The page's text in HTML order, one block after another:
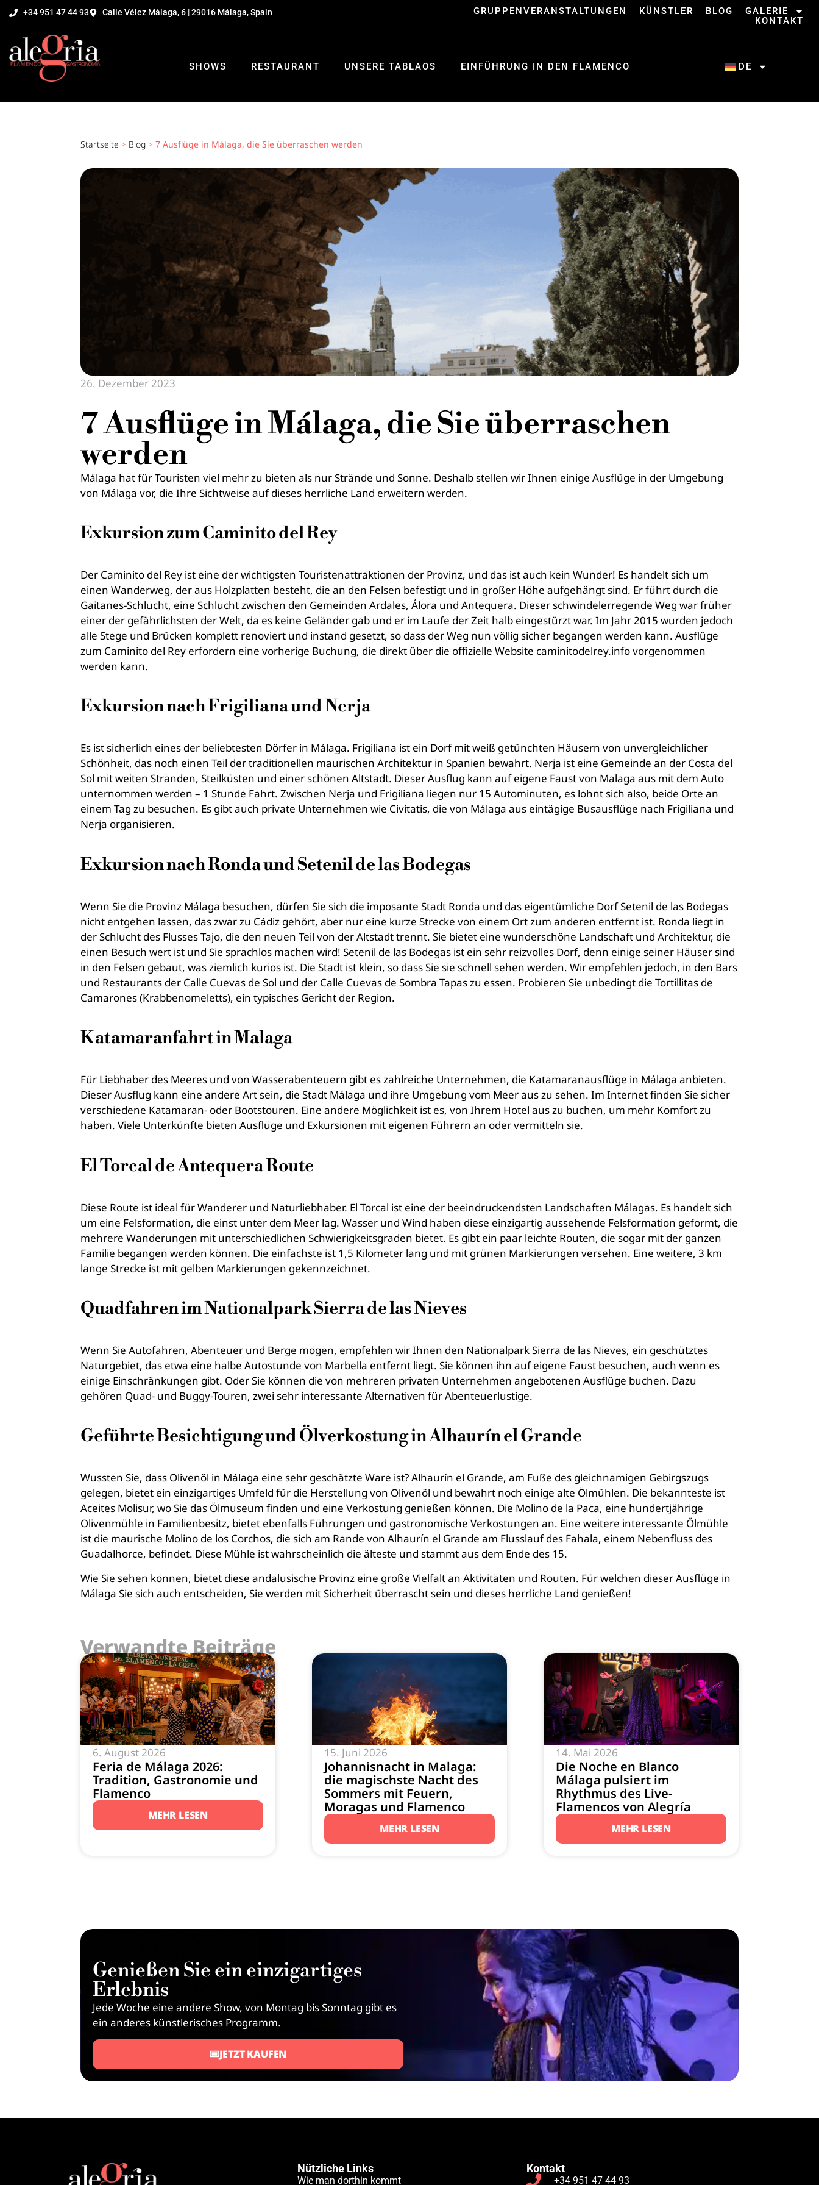
+34 951 47 44 93 Calle Vélez Málaga, 6 | 29016 Málaga, Spain GRUPPENVERANSTALTUNGEN KÜNSTLER BLOG
GALERIE
KONTAKT
SHOWS RESTAURANT UNSERE TABLAOS EINFÜHRUNG IN DEN FLAMENCO DE
Startseite > Blog > 7 Ausflüge in Málaga, die Sie überraschen werden
26. Dezember 2023
7 Ausflüge in Málaga, die Sie überraschen
werden
Málaga hat für Touristen viel mehr zu bieten als nur Strände und Sonne. Deshalb stellen wir Ihnen einige Ausflüge in der Umgebung
von Málaga vor, die Ihre Sichtweise auf dieses herrliche Land erweitern werden.
Exkursion zum Caminito del Rey
Der Caminito del Rey ist eine der wichtigsten Touristenattraktionen der Provinz, und das ist auch kein Wunder! Es handelt sich um
einen Wanderweg, der aus Holzplatten besteht, die an den Felsen befestigt und in großer Höhe aufgehängt sind. Er führt durch die
Gaitanes-Schlucht, eine Schlucht zwischen den Gemeinden Ardales, Álora und Antequera. Dieser schwindelerregende Weg war früher
einer der gefährlichsten der Welt, da es keine Geländer gab und er im Laufe der Zeit halb eingestürzt war. Im Jahr 2015 wurden jedoch
alle Stege und Brücken komplett renoviert und instand gesetzt, so dass der Weg nun völlig sicher begangen werden kann. Ausflüge
zum Caminito del Rey erfordern eine vorherige Buchung, die direkt über die offizielle Website caminitodelrey.info vorgenommen
werden kann.
Exkursion nach Frigiliana und Nerja
Es ist sicherlich eines der beliebtesten Dörfer in Málaga. Frigiliana ist ein Dorf mit weiß getünchten Häusern von unvergleichlicher
Schönheit, das noch einen Teil der traditionellen maurischen Architektur in Spanien bewahrt. Nerja ist eine Gemeinde an der Costa del
Sol mit weiten Stränden, Steilküsten und einer schönen Altstadt. Dieser Ausflug kann auf eigene Faust von Malaga aus mit dem Auto
unternommen werden – 1 Stunde Fahrt. Zwischen Nerja und Frigiliana liegen nur 15 Autominuten, es lohnt sich also, beide Orte an
einem Tag zu besuchen. Es gibt auch private Unternehmen wie Civitatis, die von Málaga aus eintägige Busausflüge nach Frigiliana und
Nerja organisieren.
Exkursion nach Ronda und Setenil de las Bodegas
Wenn Sie die Provinz Málaga besuchen, dürfen Sie sich die imposante Stadt Ronda und das eigentümliche Dorf Setenil de las Bodegas
nicht entgehen lassen, das zwar zu Cádiz gehört, aber nur eine kurze Strecke von einem Ort zum anderen entfernt ist. Ronda liegt in
der Schlucht des Flusses Tajo, die den neuen Teil von der Altstadt trennt. Sie bietet eine wunderschöne Landschaft und Architektur, die
einen Besuch wert ist und Sie sprachlos machen wird! Setenil de las Bodegas ist ein sehr reizvolles Dorf, denn einige seiner Häuser sind
in den Felsen gebaut, was ziemlich kurios ist. Die Stadt ist klein, so dass Sie sie schnell sehen werden. Wir empfehlen jedoch, in den Bars
und Restaurants der Calle Cuevas de Sol und der Calle Cuevas de Sombra Tapas zu essen. Probieren Sie unbedingt die Tortillitas de
Camarones (Krabbenomeletts), ein typisches Gericht der Region.
Katamaranfahrt in Malaga
Für Liebhaber des Meeres und von Wasserabenteuern gibt es zahlreiche Unternehmen, die Katamaranausflüge in Málaga anbieten.
Dieser Ausflug kann eine andere Art sein, die Stadt Málaga und ihre Umgebung vom Meer aus zu sehen. Im Internet finden Sie sicher
verschiedene Katamaran- oder Bootstouren. Eine andere Möglichkeit ist es, von Ihrem Hotel aus zu buchen, um mehr Komfort zu
haben. Viele Unterkünfte bieten Ausflüge und Exkursionen mit eigenen Führern an oder vermitteln sie.
El Torcal de Antequera Route
Diese Route ist ideal für Wanderer und Naturliebhaber. El Torcal ist eine der beeindruckendsten Landschaften Málagas. Es handelt sich
um eine Felsformation, die einst unter dem Meer lag. Wasser und Wind haben diese einzigartig aussehende Felsformation geformt, die
mehrere Wanderungen mit unterschiedlichen Schwierigkeitsgraden bietet. Es gibt ein paar leichte Routen, die sogar mit der ganzen
Familie begangen werden können. Die einfachste ist 1,5 Kilometer lang und mit grünen Markierungen versehen. Eine weitere, 3 km
lange Strecke ist mit gelben Markierungen gekennzeichnet.
Quadfahren im Nationalpark Sierra de las Nieves
Wenn Sie Autofahren, Abenteuer und Berge mögen, empfehlen wir Ihnen den Nationalpark Sierra de las Nieves, ein geschütztes
Naturgebiet, das etwa eine halbe Autostunde von Marbella entfernt liegt. Sie können ihn auf eigene Faust besuchen, auch wenn es
einige Einschränkungen gibt. Oder Sie können die von mehreren privaten Unternehmen angebotenen Ausflüge buchen. Dazu
gehören Quad- und Buggy-Touren, zwei sehr interessante Alternativen für Abenteuerlustige.
Geführte Besichtigung und Ölverkostung in Alhaurín el Grande
Wussten Sie, dass Olivenöl in Málaga eine sehr geschätzte Ware ist? Alhaurín el Grande, am Fuße des gleichnamigen Gebirgszugs
gelegen, bietet ein einzigartiges Umfeld für die Herstellung von Olivenöl und bewahrt noch einige alte Ölmühlen. Die bekannteste ist
Aceites Molisur, wo Sie das Ölmuseum finden und eine Verkostung genießen können. Die Molino de la Paca, eine hundertjährige
Olivenmühle in Familienbesitz, bietet ebenfalls Führungen und gastronomische Verkostungen an. Eine weitere interessante Ölmühle
ist die maurische Molino de los Corchos, die sich am Rande von Alhaurín el Grande am Flusslauf des Fahala, einem Nebenfluss des
Guadalhorce, befindet. Diese Mühle ist wahrscheinlich die älteste und stammt aus dem Ende des 15.
Wie Sie sehen können, bietet diese andalusische Provinz eine große Vielfalt an Aktivitäten und Routen. Für welchen dieser Ausflüge in
Málaga Sie sich auch entscheiden, Sie werden mit Sicherheit überrascht sein und dieses herrliche Land genießen!
Verwandte Beiträge
6. August 2026
Feria de Málaga 2026:
Tradition, Gastronomie und
Flamenco
MEHR LESEN
15. Juni 2026
Johannisnacht in Malaga:
die magischste Nacht des
Sommers mit Feuern,
Moragas und Flamenco
MEHR LESEN
14. Mai 2026
Die Noche en Blanco
Málaga pulsiert im
Rhythmus des Live-
Flamencos von Alegría
MEHR LESEN
Genießen Sie ein einzigartiges
Erlebnis
Jede Woche eine andere Show, von Montag bis Sonntag gibt es
ein anderes künstlerisches Programm.
JETZT KAUFEN
Nützliche Links
Wie man dorthin kommt
Kontakt
+34 951 47 44 93